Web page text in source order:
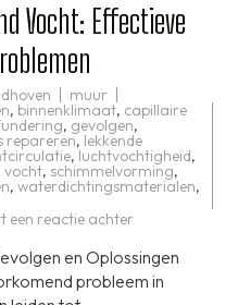
Vocht: Effectieve
muur
, binnenklimaat, capillaire
, gevolgen,
repareren, lekkende
, luchtvochtigheid,
vocht, schimmelvorming,
, waterdichtingsmaterialen,
een reactie achter
van
Opstijgend
Vocht:
Effectieve
en Oplossingen
probleem in